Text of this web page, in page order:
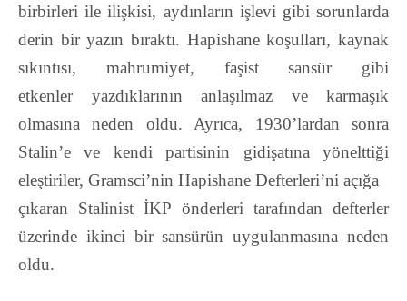
birbirleri ile ilişkisi, aydınların işlevi gibi sorunlarda
derin biryazın bıraktı. Hapishane koşulları, kaynak
sıkıntısı, mahrumiyet, faşist sansür gibi
etkenler yazdıklarının anlaşılmaz ve karmaşık
olmasına neden oldu. Ayrıca, 1930’lardan sonra
Stalin’eve kendi partisinin gidişatına yönelttiği
eleştiriler, Gramsci’nin Hapishane Defterleri’ni açığa
çıkaran Stalinist İKP önderleri tarafından defterler
üzerinde ikinci bir sansürün uygulanmasına neden
oldu.